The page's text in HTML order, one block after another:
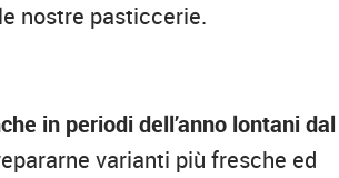
nostre pasticcerie.
in periodi dell’anno lontani dal
varianti più fresche ed